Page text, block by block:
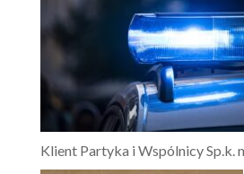
Klient Partyka i Wspólnicy Sp.k.